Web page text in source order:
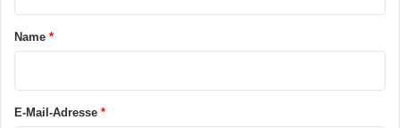
t
e
a
r
Name *
E-Mail-Adresse *